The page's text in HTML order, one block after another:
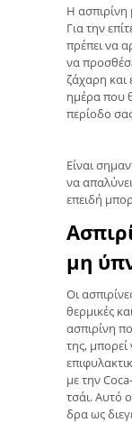
Η ασπιρίνη
Για την
πρέπει να
να
ζάχαρη και
ημέρα που
περίοδο
Είναι
να
επειδή
μη
Οι
θερμικές
ασπιρίνη
της, μπορεί
με την
τσάι. Αυτό
δρα ως